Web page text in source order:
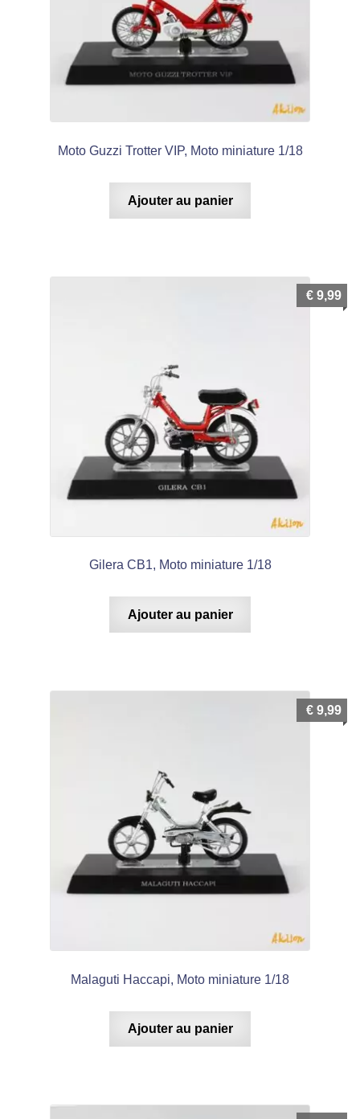
Moto Guzzi Trotter VIP, Moto miniature 1/18
Ajouter au panier
Gilera CB1, Moto miniature 1/18
€ 9,99
Ajouter au panier
Malaguti Haccapi, Moto miniature 1/18
€ 9,99
Ajouter au panier